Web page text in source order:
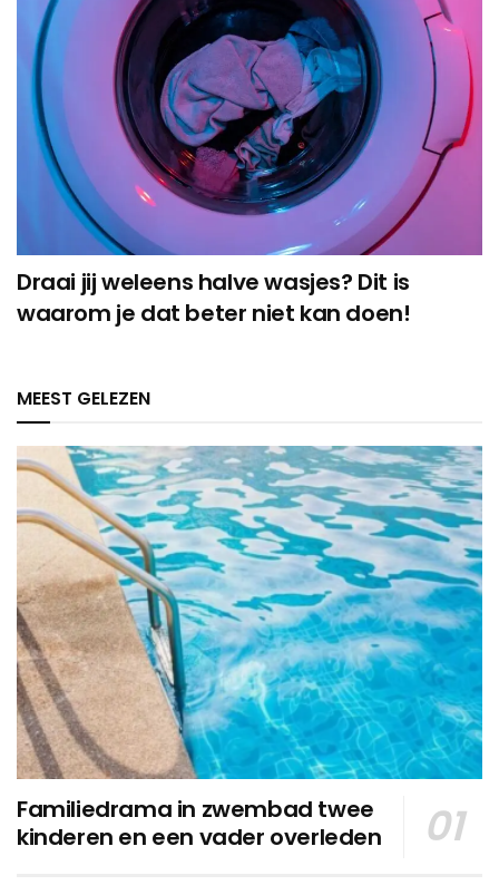
Draai jij weleens halve wasjes? Dit is
waarom je dat beter niet kan doen!
MEEST GELEZEN
Familiedrama in zwembad twee
kinderen en een vader overleden